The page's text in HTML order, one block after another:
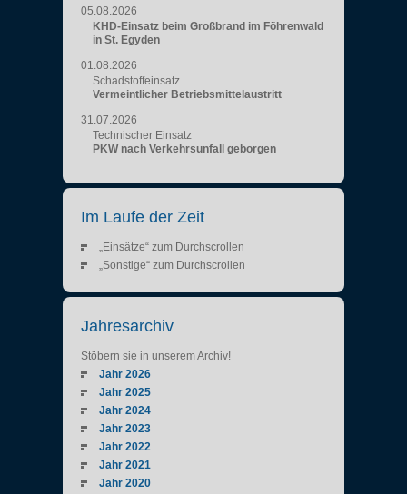
05.08.2026
KHD-Einsatz beim Großbrand im Föhrenwald
in St. Egyden
01.08.2026
Schadstoffeinsatz
Vermeintlicher Betriebsmittelaustritt
31.07.2026
Technischer Einsatz
PKW nach Verkehrsunfall geborgen
Im Laufe der Zeit
„Einsätze“ zum Durchscrollen
„Sonstige“ zum Durchscrollen
Jahresarchiv
Stöbern sie in unserem Archiv!
Jahr 2026
Jahr 2025
Jahr 2024
Jahr 2023
Jahr 2022
Jahr 2021
Jahr 2020